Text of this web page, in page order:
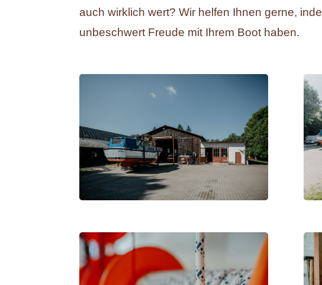
auch wirklich wert? Wir helfen Ihnen gerne,
unbeschwert Freude mit Ihrem Boot haben.